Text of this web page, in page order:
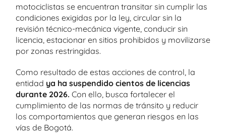
motociclistas se encuentran transitar sin cumplir las
condiciones exigidas por la ley, circular sin la
revisión técnico-mecánica vigente, conducir sin
licencia, estacionar en sitios prohibidos y movilizarse
por zonas restringidas.
Como resultado de estas acciones de control, la
entidad ya ha suspendido cientos de licencias
durante 2026. Con ello, busca fortalecer el
cumplimiento de las normas de tránsito y reducir
los comportamientos que generan riesgos en las
vías de Bogotá.